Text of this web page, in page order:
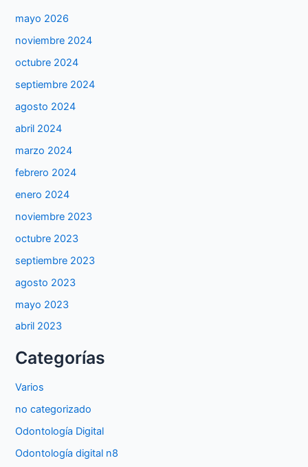
mayo 2026
noviembre 2024
octubre 2024
septiembre 2024
agosto 2024
abril 2024
marzo 2024
febrero 2024
enero 2024
noviembre 2023
octubre 2023
septiembre 2023
agosto 2023
mayo 2023
abril 2023
Categorías
Varios
no categorizado
Odontología Digital
Odontología digital n8